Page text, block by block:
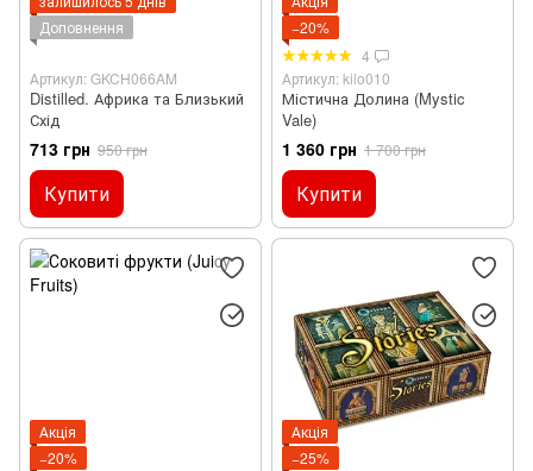
Доповнення
Артикул: GKCH066AM
Distilled. Африка та Близький
Схід
713 грн 950 грн
Купити
−20%
4
Артикул: kilo010
Містична Долина (Mystic
Vale)
1 360 грн 1 700 грн
Купити
Акція
−20%
Акція
−25%